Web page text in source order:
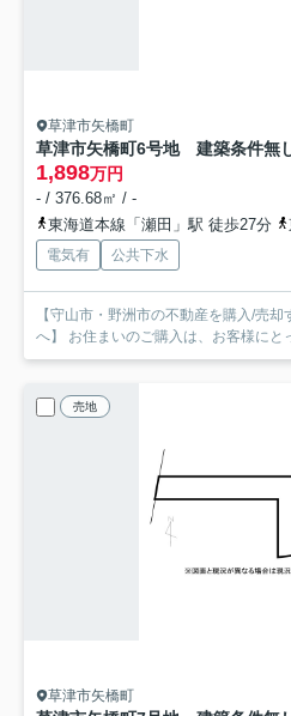
草津市矢橋町
草津市矢橋町6号地 建築条件無
1,898万円
- / 376.68㎡ / -
東海道本線「瀬田」駅 徒歩27分
電気有 公共下水
【守山市・野洲市の不動産を購入/売
へ】 お住まいのご購入は、お客様にと
売地
草津市矢橋町